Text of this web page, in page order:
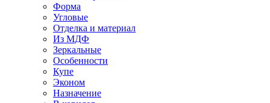
Форма
Угловые
Отделка и материал
Из МДФ
Зеркальные
Особенности
Купе
Эконом
Назначение